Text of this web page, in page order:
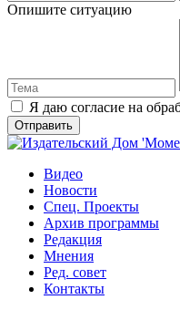
Опишите ситуацию
Я даю согласие на
Видео
Новости
Спец. Проекты
Архив программы
Редакция
Мнения
Ред. совет
Контакты